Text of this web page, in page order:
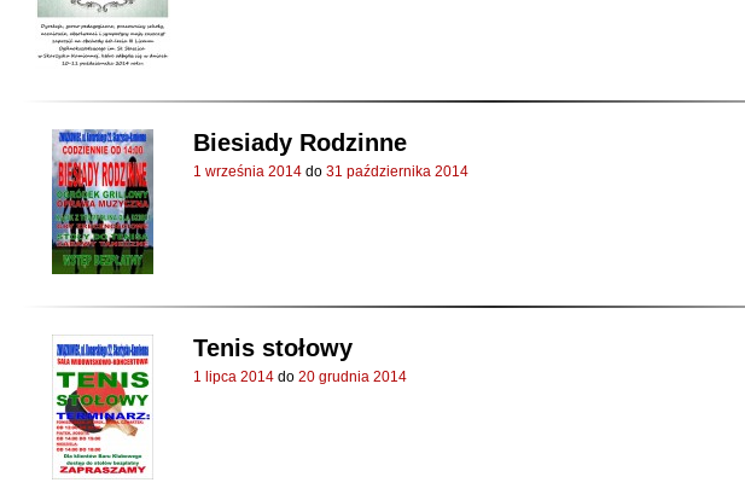
Biesiady Rodzinne
1 września 2014 do 31 października 2014
Tenis stołowy
1 lipca 2014 do 20 grudnia 2014